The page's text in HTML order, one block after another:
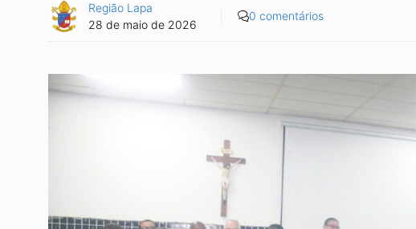
Região Lapa
28 de maio de 2026
0 comentários